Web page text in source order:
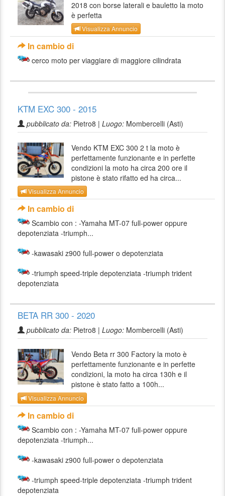
2018 con borse laterali e bauletto la moto
è perfetta
Visualizza Annuncio
In cambio di
cerco moto per viaggiare di maggiore cilindrata
KTM EXC 300 - 2015
pubblicato da: Pietro8 | Luogo: Mombercelli (Asti)
Vendo KTM EXC 300 2 t la moto è
perfettamente funzionante e in perfette
condizioni la moto ha circa 200 ore il
pistone è stato rifatto ed ha circa...
Visualizza Annuncio
In cambio di
Scambio con : -Yamaha MT-07 full-power oppure
depotenziata -triumph...
-kawasaki z900 full-power o depotenziata
-triumph speed-triple depotenziata -triumph trident
depotenziata
BETA RR 300 - 2020
pubblicato da: Pietro8 | Luogo: Mombercelli (Asti)
Vendo Beta rr 300 Factory la moto è
perfettamente funzionante e in perfette
condizioni, la moto ha circa 130h e il
pistone è stato fatto a 100h...
Visualizza Annuncio
In cambio di
Scambio con : -Yamaha MT-07 full-power oppure
depotenziata -triumph...
-kawasaki z900 full-power o depotenziata
-triumph speed-triple depotenziata -triumph trident
depotenziata